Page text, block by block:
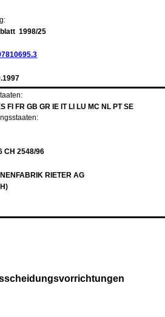
1998/25
FI FR GB GR IE IT LI LU MC NL PT SE
CH 2548/96
RIETER AG